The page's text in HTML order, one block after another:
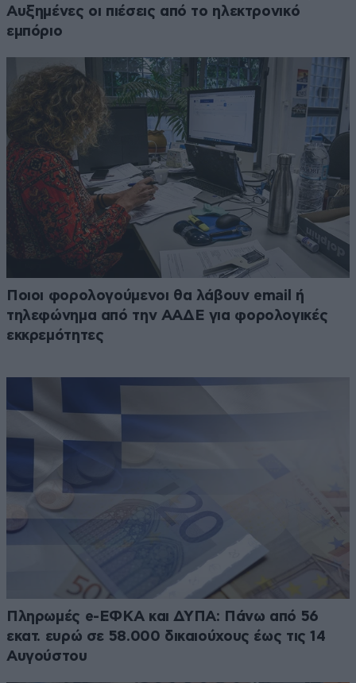
Αυξημένες οι πιέσεις από το ηλεκτρονικό
εμπόριο
Ποιοι φορολογούμενοι θα λάβουν email ή
τηλεφώνημα από την ΑΑΔΕ για φορολογικές
εκκρεμότητες
Πληρωμές e-ΕΦΚΑ και ΔΥΠΑ: Πάνω από 56
εκατ. ευρώ σε 58.000 δικαιούχους έως τις 14
Αυγούστου